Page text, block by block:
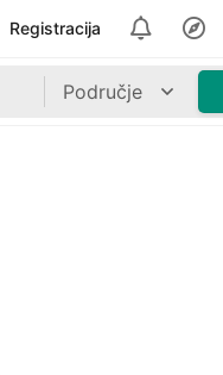
Registracija
Područje